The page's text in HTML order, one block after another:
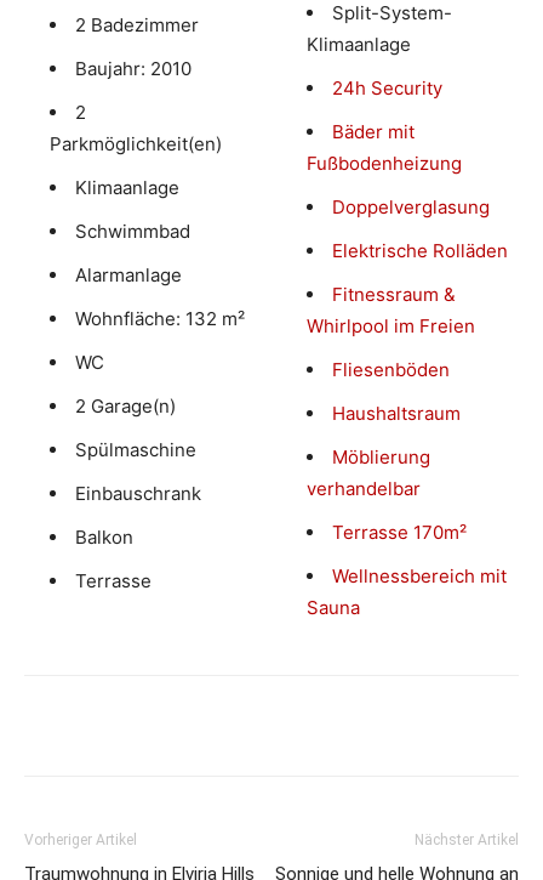
2 Badezimmer
Baujahr: 2010
2
Parkmöglichkeit(en)
Klimaanlage
Schwimmbad
Alarmanlage
Wohnfläche: 132 m²
WC
2 Garage(n)
Spülmaschine
Einbauschrank
Balkon
Terrasse
Split-System-
Klimaanlage
24h Security
Bäder mit
Fußbodenheizung
Doppelverglasung
Elektrische Rolläden
Fitnessraum &
Whirlpool im Freien
Fliesenböden
Haushaltsraum
Möblierung
verhandelbar
Terrasse 170m²
Wellnessbereich mit
Sauna
Vorheriger Artikel
Traumwohnung in Elviria Hills
Nächster Artikel
Sonnige und helle Wohnung an